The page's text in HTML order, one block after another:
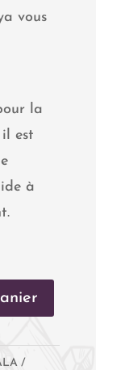
vous
la
est
à